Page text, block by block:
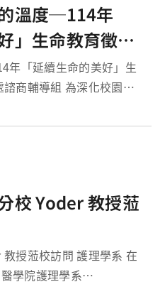
溫度─114年
」生命教育徵稿
年「延續生命的美好」生
於本學期辦理「延續生命
校 Yoder 教授蒞
訪問 護理學系 在
學院護理學系